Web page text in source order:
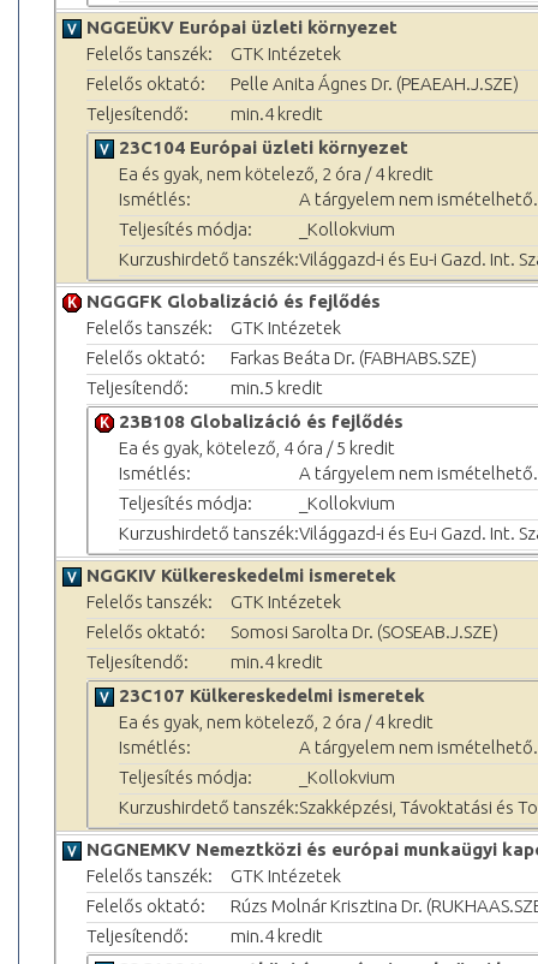
NGGEÜKV Európai üzleti környezet
Felelős tanszék:
GTK Intézetek
Felelős oktató:
Pelle Anita Ágnes Dr. (PEAEAH.J.SZE)
Teljesítendő:
min.4 kredit
23C104 Európai üzleti környezet
Ea és gyak, nem kötelező, 2 óra / 4 kredit
Ismétlés:
A tárgyelem nem ismételhető.
Teljesítés módja:
_Kollokvium
Kurzushirdető tanszék:Világgazd-i és Eu-i Gazd. Int.
NGGGFK Globalizáció és fejlődés
Felelős tanszék:
GTK Intézetek
Felelős oktató:
Farkas Beáta Dr. (FABHABS.SZE)
Teljesítendő:
min.5 kredit
23B108 Globalizáció és fejlődés
Ea és gyak, kötelező, 4 óra / 5 kredit
Ismétlés:
A tárgyelem nem ismételhető.
Teljesítés módja:
_Kollokvium
Kurzushirdető tanszék:Világgazd-i és Eu-i Gazd. Int.
NGGKIV Külkereskedelmi ismeretek
Felelős tanszék:
GTK Intézetek
Felelős oktató:
Somosi Sarolta Dr. (SOSEAB.J.SZE)
Teljesítendő:
min.4 kredit
23C107 Külkereskedelmi ismeretek
Ea és gyak, nem kötelező, 2 óra / 4 kredit
Ismétlés:
A tárgyelem nem ismételhető.
Teljesítés módja:
_Kollokvium
Kurzushirdető tanszék:Szakképzési, Távoktatási és
NGGNEMKV Nemeztközi és európai munkaügyi
Felelős tanszék:
GTK Intézetek
Felelős oktató:
Rúzs Molnár Krisztina Dr.
Teljesítendő:
min.4 kredit